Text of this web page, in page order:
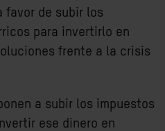
favor de subir los
para invertirlo en
frente a la crisis
a subir los impuestos
ese dinero en